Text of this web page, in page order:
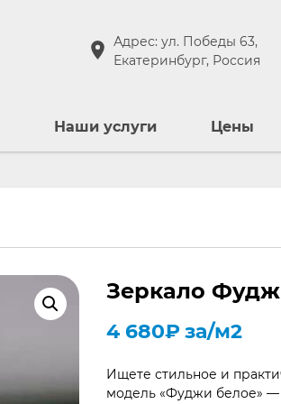
Адрес: ул. Победы 63,
Екатеринбург, Россия
Наши услуги Цены
Зеркало
4 680₽ за/м2
Ищете стильное и
модель «Фуджи белое» —